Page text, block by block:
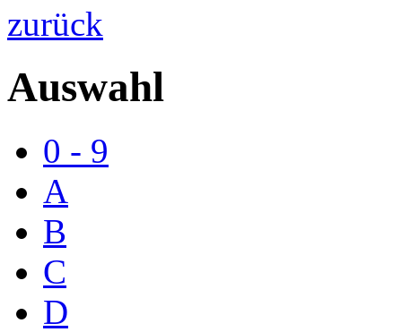
zurück
Auswahl
0 - 9
A
B
C
D